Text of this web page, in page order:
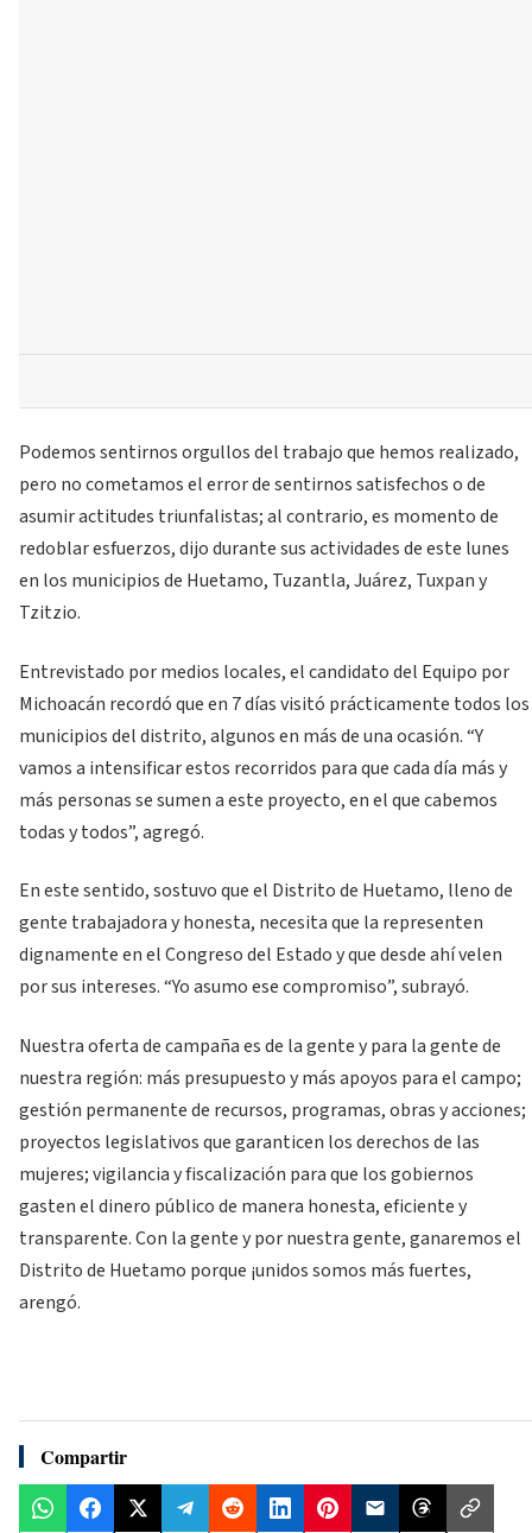
Podemos sentirnos orgullos del trabajo que hemos realizado,
pero no cometamos el error de sentirnos satisfechos o de
asumir actitudes triunfalistas; al contrario, es momento de
redoblar esfuerzos, dijo durante sus actividades de este lunes
en los municipios de Huetamo, Tuzantla, Juárez, Tuxpan y
Tzitzio.
Entrevistado por medios locales, el candidato del Equipo por
Michoacán recordó que en 7 días visitó prácticamente todos los
municipios del distrito, algunos en más de una ocasión. “Y
vamos a intensificar estos recorridos para que cada día más y
más personas se sumen a este proyecto, en el que cabemos
todas y todos”, agregó.
En este sentido, sostuvo que el Distrito de Huetamo, lleno de
gente trabajadora y honesta, necesita que la representen
dignamente en el Congreso del Estado y que desde ahí velen
por sus intereses. “Yo asumo ese compromiso”, subrayó.
Nuestra oferta de campaña es de la gente y para la gente de
nuestra región: más presupuesto y más apoyos para el campo;
gestión permanente de recursos, programas, obras y acciones;
proyectos legislativos que garanticen los derechos de las
mujeres; vigilancia y fiscalización para que los gobiernos
gasten el dinero público de manera honesta, eficiente y
transparente. Con la gente y por nuestra gente, ganaremos el
Distrito de Huetamo porque ¡unidos somos más fuertes,
arengó.
Compartir